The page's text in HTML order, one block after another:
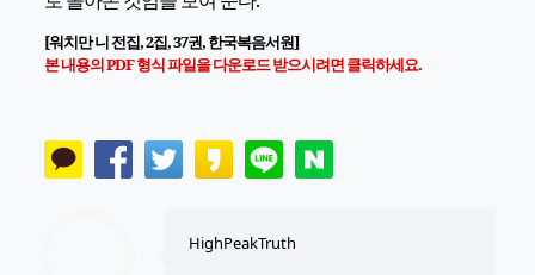
[워치만 니 전집, 2집, 37권, 한국복음서원]
본 내용의 PDF 형식 파일을 다운로드 받으시려면 클릭하세요.
HighPeakTruth